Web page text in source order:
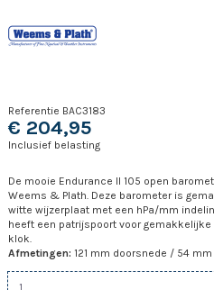
Referentie BAC3183
€ 204,95
Inclusief belasting
De mooie Endurance II 105 open
Weems & Plath. Deze barometer is
witte wijzerplaat met een hPa/mm
heeft een patrijspoort voor gemakkelijke
klok.
Afmetingen: 121 mm doorsnede / 54